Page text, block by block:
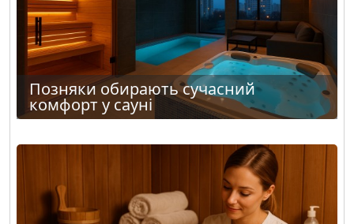
Позняки обирають сучасний
комфорт у сауні